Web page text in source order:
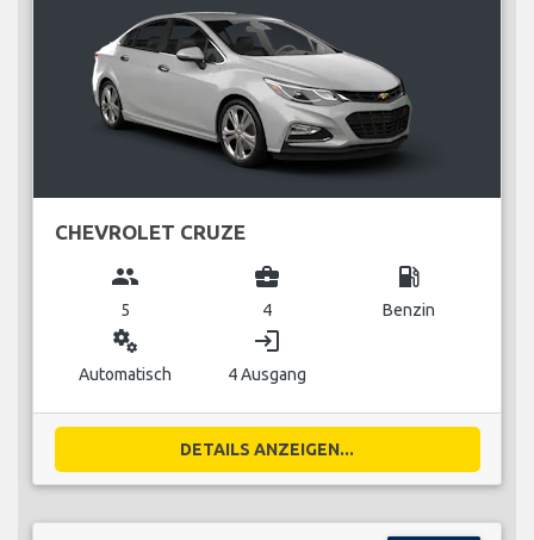
CHEVROLET CRUZE
group
5
business_center
4
local_gas_station
Benzin
miscellaneous_services
Automatisch
login
4 Ausgang
DETAILS ANZEIGEN...